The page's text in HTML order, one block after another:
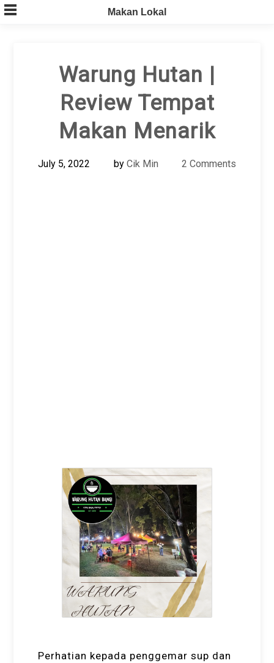
Skip
to
Makan Lokal
Warung Hutan |
Review Tempat
Makan Menarik
July 5, 2022 by Cik Min 2 Comments
Perhatian kepada penggemar sup dan